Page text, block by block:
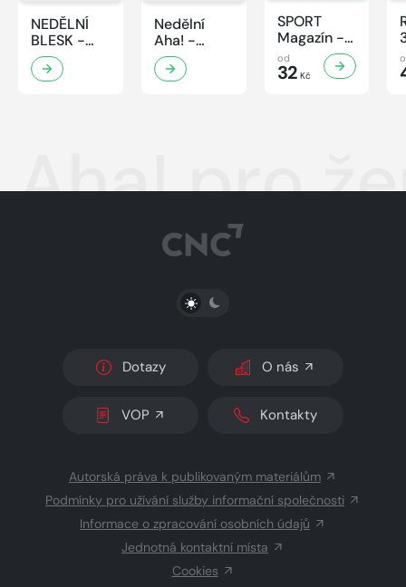
NEDĚLNÍ
BLESK -
32/2026
Nedělní
Aha! -
32/2026
SPORT
Magazín -
32/2026
od
32 Kč
Aha! pro
PŘEPNOUT SVĚTLÝ/TMAVÝ REŽIM
Dotazy O nás
VOP Kontakty
Autorská práva k publikovaným materiálům
Podmínky pro užívání služby informační společnosti
Informace o zpracování osobních údajů
Jednotná kontaktní místa
Cookies